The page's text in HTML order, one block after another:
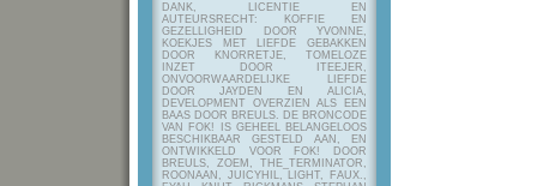
DANK, LICENTIE EN
AUTEURSRECHT: KOFFIE EN
GEZELLIGHEID DOOR YVONNE,
KOEKJES MET LIEFDE GEBAKKEN
DOOR KNORRETJE, TOMELOZE
INZET DOOR ITEEJER,
ONVOORWAARDELIJKE LIEFDE
DOOR JAYDEN EN ALICIA,
DEVELOPMENT OVERZIEN ALS EEN
BAAS DOOR BREULS. DE BRONCODE
VAN FOK! IS GEHEEL BELANGELOOS
BESCHIKBAAR GESTELD AAN, EN
ONTWIKKELD VOOR FOK! DOOR
BREULS, ZOEM, THE_TERMINATOR,
ROONAAN, JUICYHIL, LIGHT, FAUX.,